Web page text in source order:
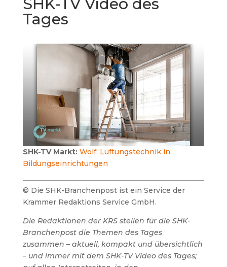
SHK-TV Video des
Tages
SHK-TV Markt: Wolf: Lüftungstechnik in
Bildungseinrichtungen
© Die SHK-Branchenpost ist ein Service der
Krammer Redaktions Service GmbH.
Die Redaktionen der KRS stellen für die SHK-
Branchenpost die Themen des Tages
zusammen – aktuell, kompakt und übersichtlich
– und immer mit dem SHK-TV Video des Tages;